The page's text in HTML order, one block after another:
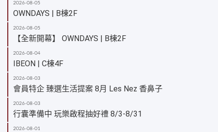
2026-08-05
OWNDAYS | B棟2F
2026-08-05
【全新開幕】 OWNDAYS | B棟2F
2026-08-04
IBEON | C棟4F
2026-08-03
會員特企 臻選生活提案 8月 Les Nez 香鼻子
2026-08-03
行囊準備中 玩樂啟程抽好禮 8/3-8/31
2026-08-01